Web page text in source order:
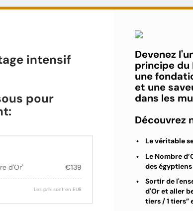
intensif
pour
d'Or'
€139
Les prix sont en EUR
Devenez
principe du
une
et une
dans les
Découvrez
Le véritable
Le Nombre
des
Sortir de
d'Or et aller
tiers / 1 tiers”